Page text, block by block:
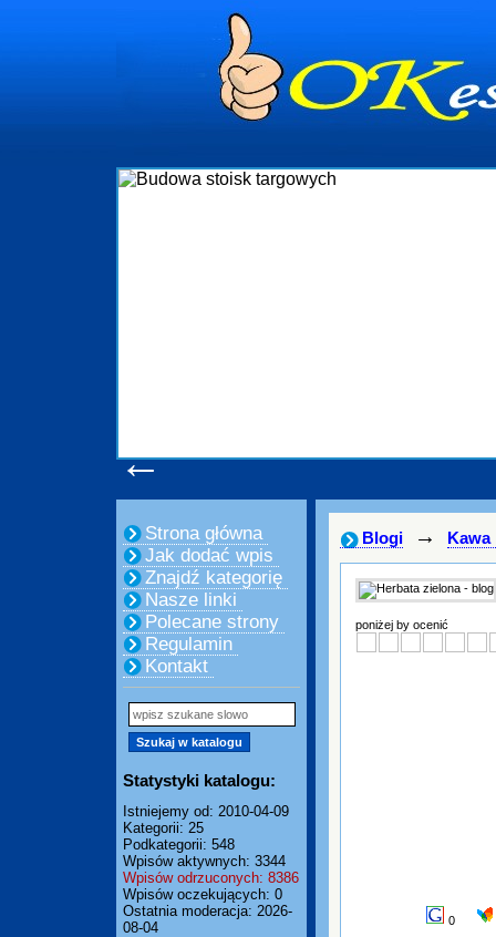
←
Strona główna
Jak dodać wpis
Znajdź kategorię
Nasze linki
Polecane strony
Regulamin
Kontakt
Statystyki katalogu:
Istniejemy od: 2010-04-09
Kategorii: 25
Podkategorii: 548
Wpisów aktywnych: 3344
Wpisów odrzuconych: 8386
Wpisów oczekujących: 0
Ostatnia moderacja: 2026-
08-04
Blogi → Kawa
poniżej by ocenić
0